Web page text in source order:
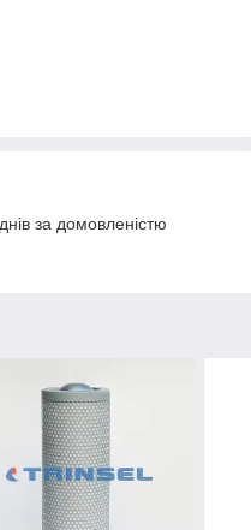
за домовленістю